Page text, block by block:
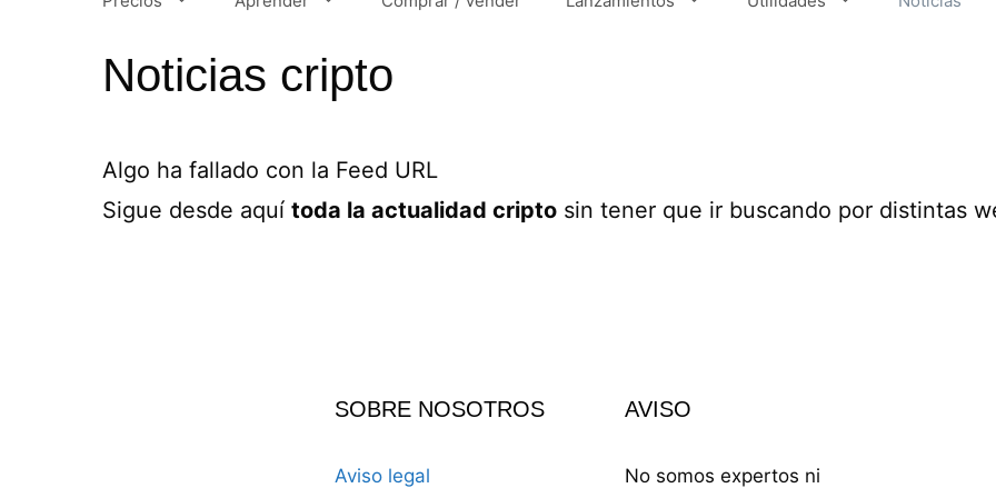
Noticias cripto
Algo ha fallado con la Feed URL
Sigue desde aquí toda la actualidad cripto sin tener que ir buscando por distintas
SOBRE NOSOTROS
Aviso legal
AVISO
No somos expertos ni